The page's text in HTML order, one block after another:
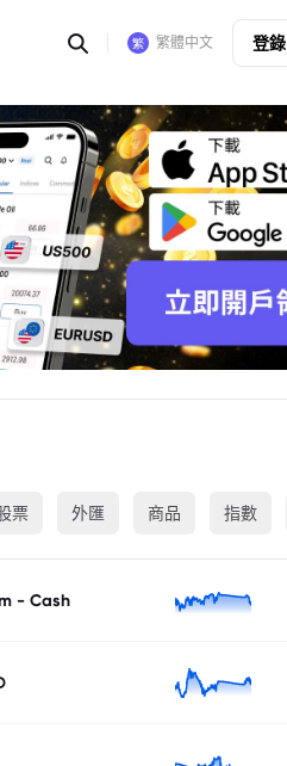
繁體中文 登錄
票 外匯 商品 指數
- Cash